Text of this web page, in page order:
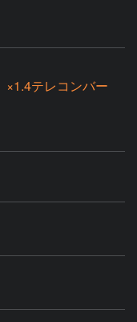
テレコンバー